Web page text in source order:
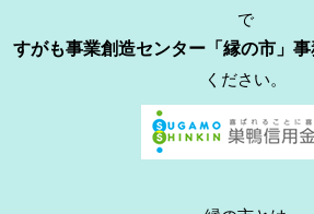
で
すがも事業創造センター「縁の市」
ください。